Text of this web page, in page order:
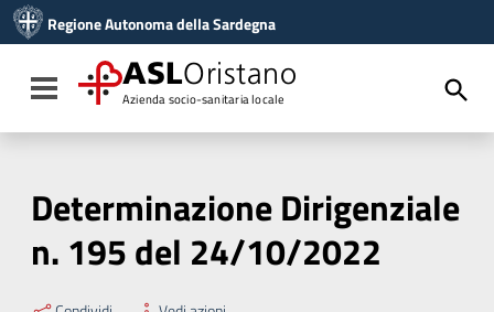
Vai al menu di navigazione
Vai al footer
Regione Autonoma della Sardegna
Toggle navigation
ASLOristano
Azienda socio-sanitaria locale
Determinazione Dirigenziale
n. 195 del 24/10/2022